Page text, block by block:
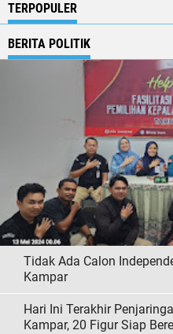
TERPOPULER
BERITA POLITIK
Tidak Ada Calon
Kampar
Hari Ini Terakhir
Kampar, 20 Figur Siap